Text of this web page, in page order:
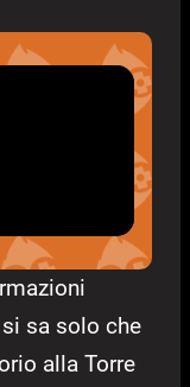
sa solo che
alla Torre